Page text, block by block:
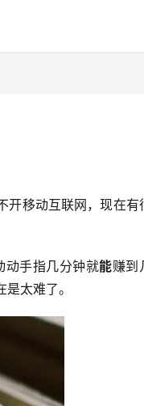
开移动互联网，现在有
动手指几分钟就能赚到
太难了。